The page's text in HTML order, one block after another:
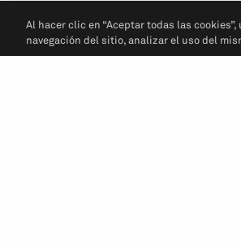
Al hacer clic en “Aceptar todas las
navegación del sitio, analizar el uso del